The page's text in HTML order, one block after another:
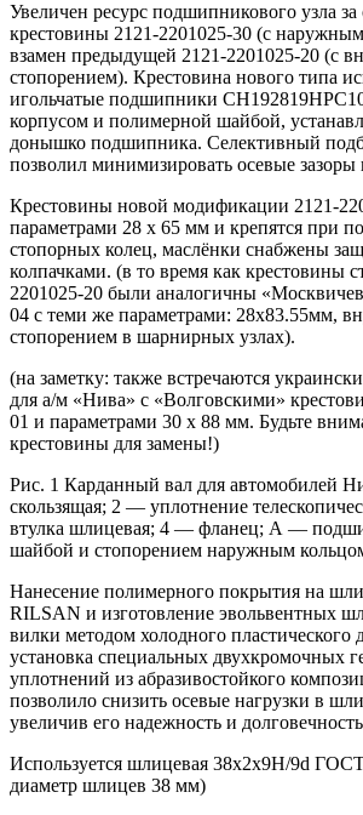
Увеличен ресурс подшипникового узла за
крестовины 2121-2201025-30 (с
взамен предыдущей 2121-2201025-20 (с
стопорением). Крестовина нового типа
игольчатые подшипники
корпусом и полимерной шайбой,
донышко подшипника. Селективный
позволил минимизировать осевые
Крестовины новой модификации 2121-
параметрами 28 х 65 мм и крепятся при
стопорных колец, маслёнки снабжены
колпачками. (в то время как крестовины
2201025-20 были аналогичны
04 с теми же параметрами: 28х83.55мм,
стопорением в шарнирных узлах).
(на заметку: также встречаются
для а/м «Нива» с «Волговскими»
01 и параметрами 30 х 88 мм. Будьте
крестовины для замены!)
Рис. 1 Карданный вал для автомобилей
скользящая; 2 — уплотнение
втулка шлицевая; 4 — фланец; А —
шайбой и стопорением наружным
Нанесение полимерного покрытия на
RILSAN и изготовление эвольвентных
вилки методом холодного пластического
установка специальных двухкромочных
уплотнений из абразивостойкого
позволило снизить осевые нагрузки в
увеличив его надежность и
Используется шлицевая 38х2х9H/9d
диаметр шлицев 38 мм)